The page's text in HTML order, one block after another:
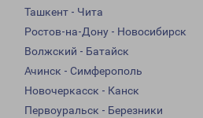
Ташкент - Чита
Ростов-на-Дону - Новосибирск
Волжский - Батайск
Ачинск - Симферополь
Новочеркасск - Канск
Первоуральск - Березники